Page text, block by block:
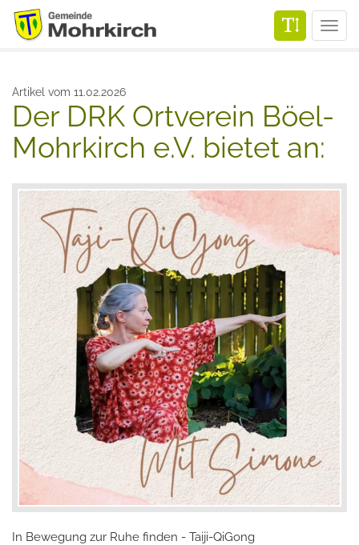
Artikel vom 11.02.2026
Der DRK Ortverein Böel-
Mohrkirch e.V. bietet an:
In Bewegung zur Ruhe finden - Taiji-QiGong